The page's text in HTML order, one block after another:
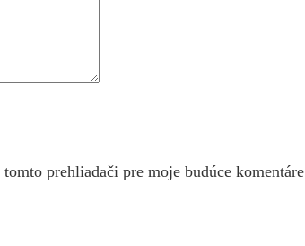
prehliadači pre moje budúce